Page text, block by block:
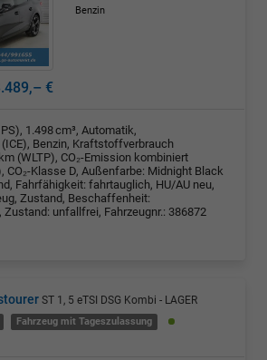
Benzin
€
1.498 cm³, Automatik,
Benzin, Kraftstoffverbrauch
(WLTP), CO₂-Emission kombiniert
CO₂-Klasse D, Außenfarbe: Midnight Black
Fahrfähigkeit: fahrtauglich, HU/AU neu,
Zustand, Beschaffenheit:
unfallfrei, Fahrzeugnr.: 386872
ST 1, 5 eTSI DSG Kombi - LAGER
Fahrzeug mit Tageszulassung